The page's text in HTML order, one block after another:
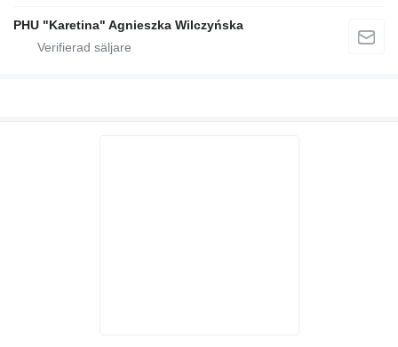
PHU "Karetina" Agnieszka Wilczyńska